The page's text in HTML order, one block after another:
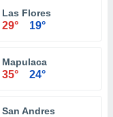
Las Flores
29° 19°
Mapulaca
35° 24°
San Andres